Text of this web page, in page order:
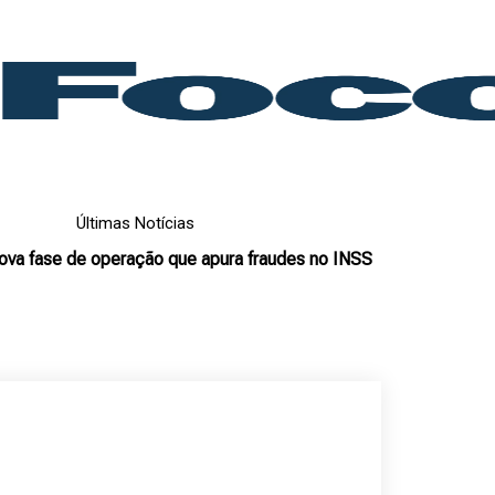
Últimas Notícias
fase de operação que apura fraudes no INSS